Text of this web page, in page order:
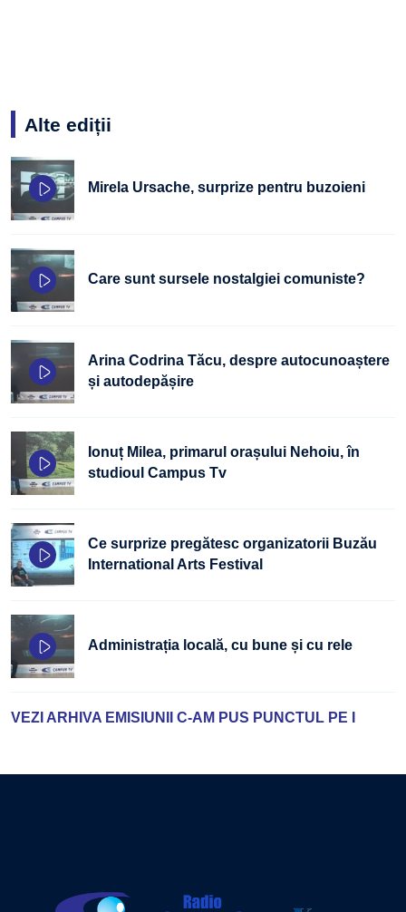
Alte ediții
Mirela Ursache, surprize pentru buzoieni
Care sunt sursele nostalgiei comuniste?
Arina Codrina Tăcu, despre autocunoaștere
și autodepășire
Ionuț Milea, primarul orașului Nehoiu, în
studioul Campus Tv
Ce surprize pregătesc organizatorii Buzău
International Arts Festival
Administrația locală, cu bune și cu rele
VEZI ARHIVA EMISIUNII C-AM PUS PUNCTUL PE I